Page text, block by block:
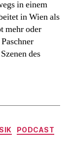
in einem
in Wien als
mehr oder
des
PODCAST